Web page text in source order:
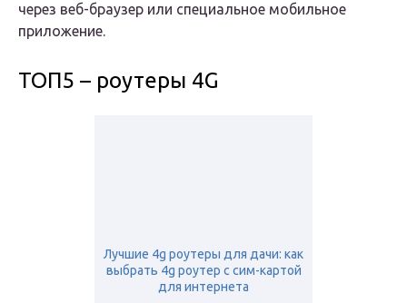
через веб-браузер или специальное мобильное
приложение.
ТОП5 – роутеры 4G
Лучшие 4g роутеры для дачи: как
выбрать 4g роутер с сим-картой
для интернета